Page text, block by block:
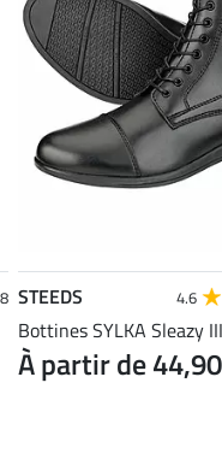
STEEDS 4.6
Bottines SYLKA Sleazy III
À partir de